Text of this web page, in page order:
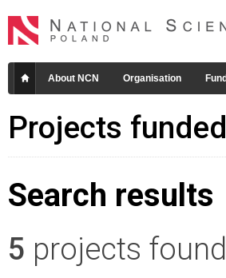
About NCN Organisation
Projects
Search results
5 projects